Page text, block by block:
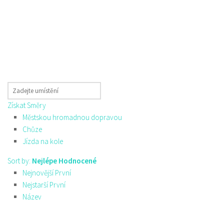
Získat Směry
Městskou hromadnou dopravou
Chůze
Jízda na kole
Sort by: Nejlépe Hodnocené
Nejnovější První
Nejstarší První
Název